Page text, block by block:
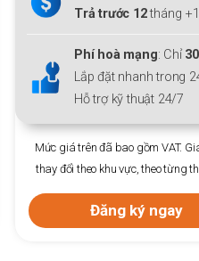
Trả trước 12tháng +1 tháng
Phí hoà mạng: Chỉ300.000đ
Lắp đặt nhanh trong 24h
Hỗ trợ kỹ thuật 24/7
Mức giá trên đã bao gồm VAT. Giá này sẽ
thay đổi theo khu vực, theo từng thời điểm.
Đăng ký ngay